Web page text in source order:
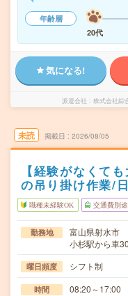
年齢層
20代
気になる!
派遣会社 株式会社綜
未読 掲載日 2026/08/05
【経験がなくて
の吊り掛け作業/
職種未経験OK 交通費別
勤務地
富山県射水市
小杉駅から車
曜日頻度 シフト制
時間 08:20～17:00